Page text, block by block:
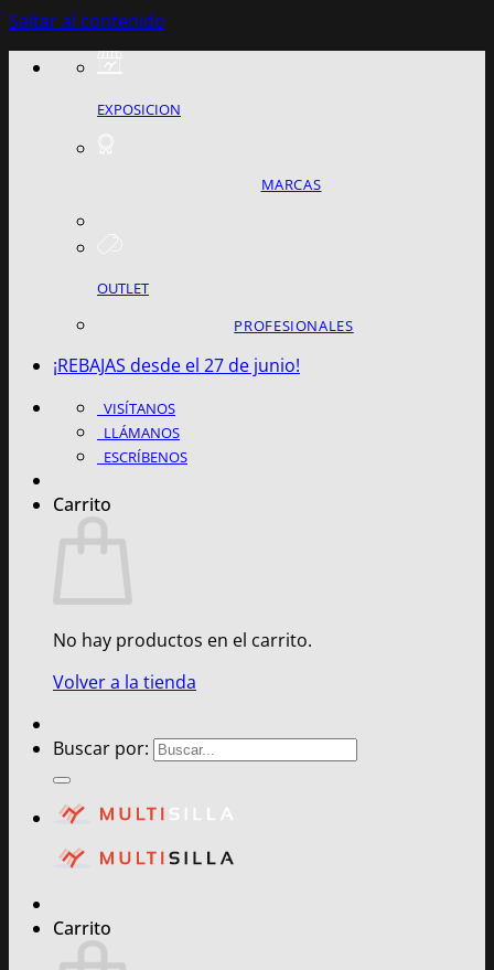
Saltar al contenido
EXPOSICION
MARCAS
OUTLET
PROFESIONALES
¡REBAJAS desde el 27 de junio!
VISÍTANOS
LLÁMANOS
ESCRÍBENOS
Carrito
No hay productos en el carrito.
Volver a la tienda
Buscar por:
Carrito